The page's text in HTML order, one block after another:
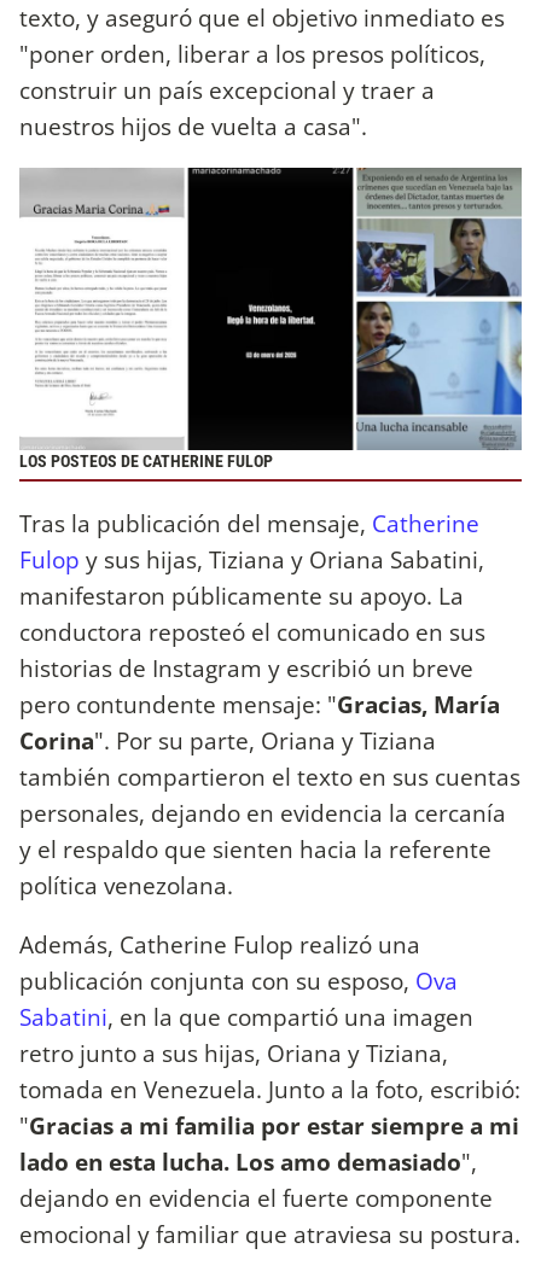
texto, y aseguró que el objetivo inmediato es
"poner orden, liberar a los presos políticos,
construir un país excepcional y traer a
nuestros hijos de vuelta a casa".
LOS POSTEOS DE CATHERINE FULOP
Tras la publicación del mensaje, Catherine
Fulop y sus hijas, Tiziana y Oriana Sabatini,
manifestaron públicamente su apoyo. La
conductora reposteó el comunicado en sus
historias de Instagram y escribió un breve
pero contundente mensaje: "Gracias, María
Corina". Por su parte, Oriana y Tiziana
también compartieron el texto en sus cuentas
personales, dejando en evidencia la cercanía
y el respaldo que sienten hacia la referente
política venezolana.
Además, Catherine Fulop realizó una
publicación conjunta con su esposo, Ova
Sabatini, en la que compartió una imagen
retro junto a sus hijas, Oriana y Tiziana,
tomada en Venezuela. Junto a la foto, escribió:
"Gracias a mi familia por estar siempre a mi
lado en esta lucha. Los amo demasiado",
dejando en evidencia el fuerte componente
emocional y familiar que atraviesa su postura.